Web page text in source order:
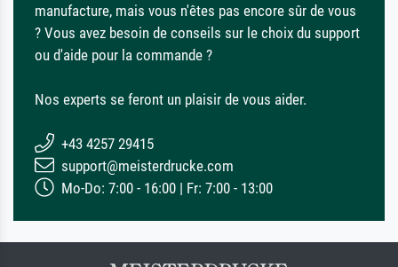
manufacture, mais vous n'êtes pas encore sûr de vous
? Vous avez besoin de conseils sur le choix du support
ou d'aide pour la commande ?
Nos experts se feront un plaisir de vous aider.
+43 4257 29415
support@meisterdrucke.com
Mo-Do: 7:00 - 16:00 | Fr: 7:00 - 13:00